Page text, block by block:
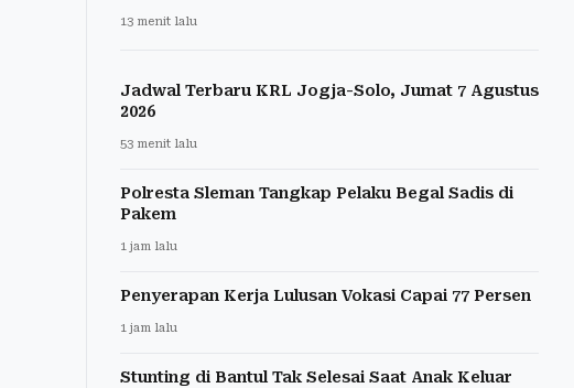
13 menit lalu
Jadwal Terbaru KRL Jogja-Solo, Jumat 7 Agustus
2026
53 menit lalu
Polresta Sleman Tangkap Pelaku Begal Sadis di
Pakem
1 jam lalu
Penyerapan Kerja Lulusan Vokasi Capai 77 Persen
1 jam lalu
Stunting di Bantul Tak Selesai Saat Anak Keluar